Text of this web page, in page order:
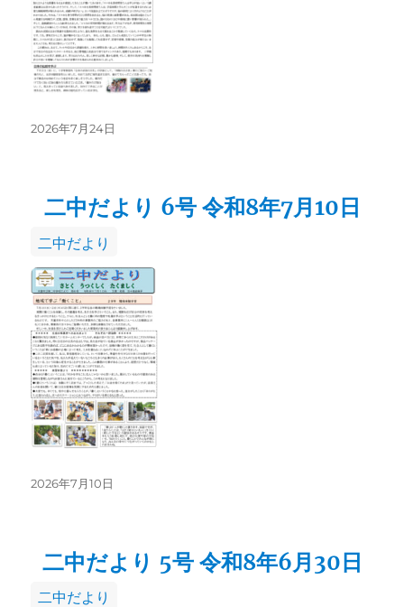
投
2026年7月24日
二中だより 6号 令和8年7月10日
カ
テ
ゴ
リ
ー
二中だより
投
2026年7月10日
二中だより 5号 令和8年6月30日
カ
二中だより